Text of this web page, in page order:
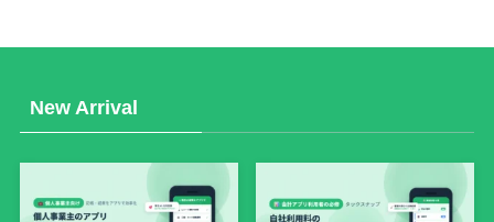
New Arrival